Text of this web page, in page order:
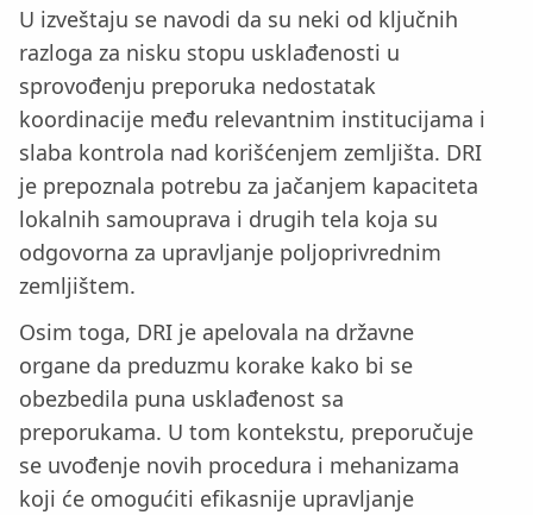
U izveštaju se navodi da su neki od ključnih
razloga za nisku stopu usklađenosti u
sprovođenju preporuka nedostatak
koordinacije među relevantnim institucijama i
slaba kontrola nad korišćenjem zemljišta. DRI
je prepoznala potrebu za jačanjem kapaciteta
lokalnih samouprava i drugih tela koja su
odgovorna za upravljanje poljoprivrednim
zemljištem.
Osim toga, DRI je apelovala na državne
organe da preduzmu korake kako bi se
obezbedila puna usklađenost sa
preporukama. U tom kontekstu, preporučuje
se uvođenje novih procedura i mehanizama
koji će omogućiti efikasnije upravljanje